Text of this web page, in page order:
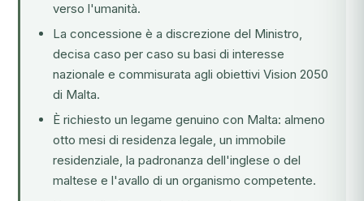
verso l'umanità.
La concessione è a discrezione del Ministro,
decisa caso per caso su basi di interesse
nazionale e commisurata agli obiettivi Vision 2050
di Malta.
È richiesto un legame genuino con Malta: almeno
otto mesi di residenza legale, un immobile
residenziale, la padronanza dell'inglese o del
maltese e l'avallo di un organismo competente.